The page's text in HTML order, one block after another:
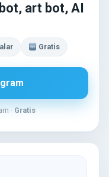
art bot, AI
Gratis
· Gratis